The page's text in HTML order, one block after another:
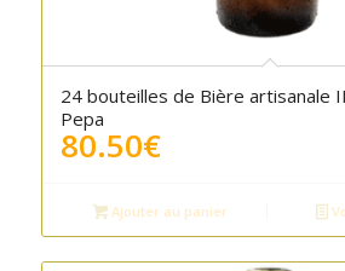
24 bouteilles de Bière artisanale
Pepa
80.50€
Ajouter au panier